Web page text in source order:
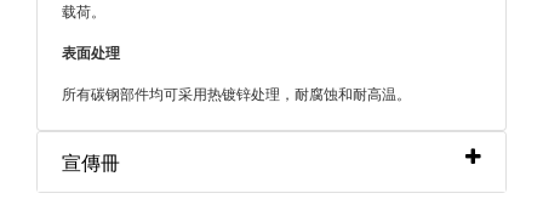
载荷。
表面处理
所有碳钢部件均可采用热镀锌处理，耐腐蚀和耐高温。
宣傳冊